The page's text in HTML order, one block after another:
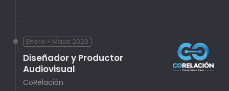
Enero - Mayo 2023
Diseñador y Productor
Audiovisual
CoRelación